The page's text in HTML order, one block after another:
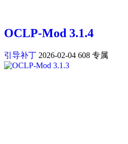
OCLP-Mod 3.1.4
引导补丁 2026-02-04 608 专属